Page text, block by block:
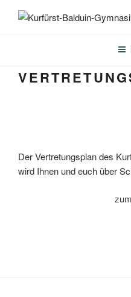
Inhalt
Der Vertretungsplan des
wird Ihnen und euch über
zum